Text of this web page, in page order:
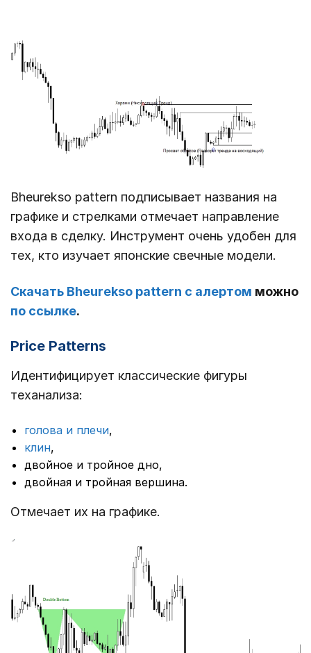
Bheurekso pattern подписывает названия на
графике и стрелками отмечает направление
входа в сделку. Инструмент очень удобен для
тех, кто изучает японские свечные модели.
Скачать Bheurekso pattern с алертом можно
по ссылке.
Price Patterns
Идентифицирует классические фигуры
теханализа:
голова и плечи,
клин,
двойное и тройное дно,
двойная и тройная вершина.
Отмечает их на графике.